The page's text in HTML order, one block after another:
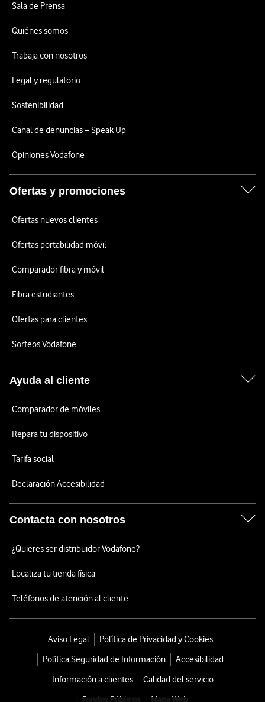
Sala de Prensa
Quiénes somos
Trabaja con nosotros
Legal y regulatorio
Sostenibilidad
Canal de denuncias – Speak Up
Opiniones Vodafone
Ofertas y promociones
Ofertas nuevos clientes
Ofertas portabilidad móvil
Comparador fibra y móvil
Fibra estudiantes
Ofertas para clientes
Sorteos Vodafone
Ayuda al cliente
Comparador de móviles
Repara tu dispositivo
Tarifa social
Declaración Accesibilidad
Contacta con nosotros
¿Quieres ser distribuidor Vodafone?
Localiza tu tienda física
Teléfonos de atención al cliente
Aviso Legal
Política de Privacidad y Cookies
Política Seguridad de Información
Accesibilidad
Información a clientes
Calidad del servicio
Fondos Públicos
Mapa Web